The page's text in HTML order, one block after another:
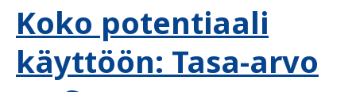
Koko potentiaali
käyttöön: Tasa-arvo